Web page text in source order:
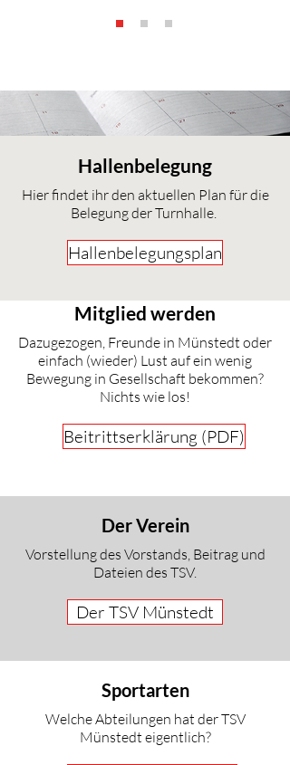
Hallenbelegung
Hier findet ihr den aktuellen Plan für die
Belegung der Turnhalle.
Hallenbelegungsplan
Mitglied werden
Dazugezogen, Freunde in Münstedt oder
einfach (wieder) Lust auf ein wenig
Bewegung in Gesellschaft bekommen?
Nichts wie los!
Beitrittserklärung (PDF)
Der Verein
Vorstellung des Vorstands, Beitrag und
Dateien des TSV.
Der TSV Münstedt
Sportarten
Welche Abteilungen hat der TSV
Münstedt eigentlich?